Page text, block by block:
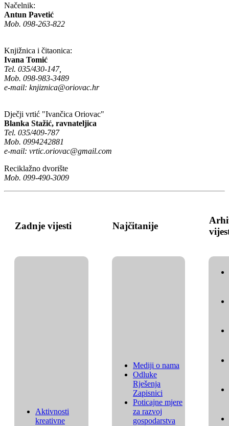
Načelnik:
Antun Pavetić
Mob. 098-263-822
Knjižnica i čitaonica:
Ivana Tomić
Tel. 035/430-147,
Mob. 098-983-3489
e-mail: knjiznica@oriovac.hr
Dječji vrtić "Ivančica Oriovac"
Blanka Stažić, ravnateljica
Tel. 035/409-787
Mob. 0994242881
e-mail: vrtic.oriovac@gmail.com
Reciklažno dvorište
Mob. 099-490-3009
Zadnje vijesti Najčitanije
Aktivnosti
kreativne
Mediji o nama
Odluke
Rješenja
Zapisnici
Poticajne mjere
za razvoj
gospodarstva